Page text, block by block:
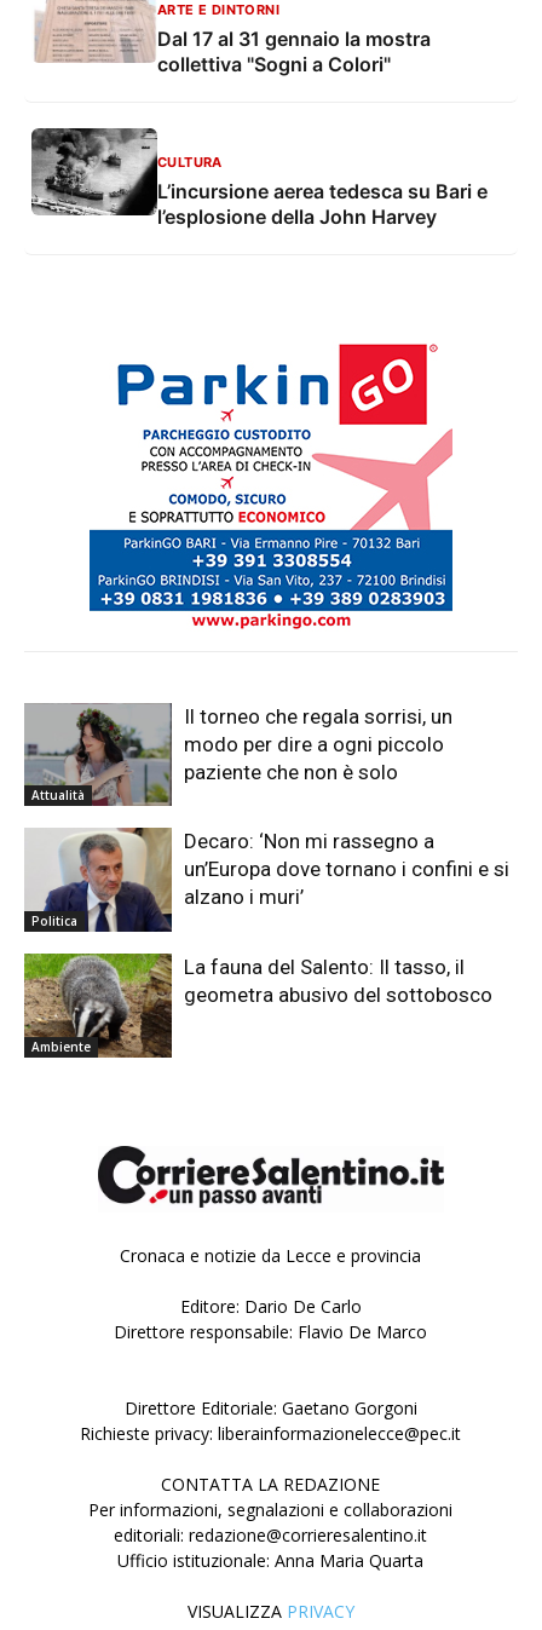
ARTE E DINTORNI
Dal 17 al 31 gennaio la mostra
collettiva "Sogni a Colori"
CULTURA
L’incursione aerea tedesca su Bari e
l’esplosione della John Harvey
Attualità
Il torneo che regala sorrisi, un
modo per dire a ogni piccolo
paziente che non è solo
Politica
Decaro: ‘Non mi rassegno a
un’Europa dove tornano i confini e si
alzano i muri’
Ambiente
La fauna del Salento: Il tasso, il
geometra abusivo del sottobosco
Cronaca e notizie da Lecce e provincia
Editore: Dario De Carlo
Direttore responsabile: Flavio De Marco
Direttore Editoriale: Gaetano Gorgoni
Richieste privacy: liberainformazionelecce@pec.it
CONTATTA LA REDAZIONE
Per informazioni, segnalazioni e collaborazioni
editoriali: redazione@corrieresalentino.it
Ufficio istituzionale: Anna Maria Quarta
VISUALIZZA PRIVACY